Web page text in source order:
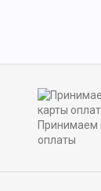
Принимаем
оплаты